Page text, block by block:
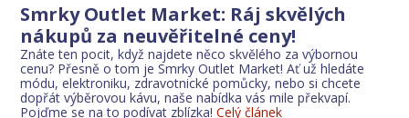
Smrky Outlet Market: Ráj skvělých
nákupů za neuvěřitelné ceny!
Znáte ten pocit, když najdete něco skvělého za výbornou
cenu? Přesně o tom je Smrky Outlet Market! Ať už hledáte
módu, elektroniku, zdravotnické pomůcky, nebo si chcete
dopřát výběrovou kávu, naše nabídka vás mile překvapí.
Pojďme se na to podívat zblízka!Celý článek